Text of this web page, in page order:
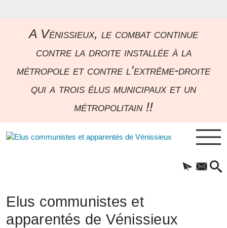
A Vénissieux, le combat continue
contre la droite installée à la
métropole et contre l’extrême-droite
qui a trois élus municipaux et un
métropolitain !!
Elus communistes et
apparentés de Vénissieux